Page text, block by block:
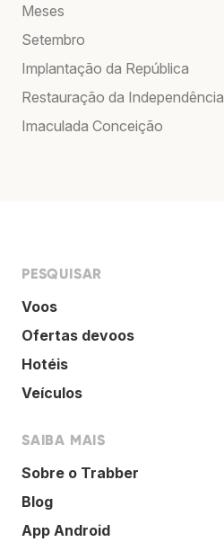
Meses
Setembro
Implantação da República
Restauração da Independência
Imaculada Conceição
PESQUISAR
Voos
Ofertas devoos
Hotéis
Veículos
SAIBA MAIS
Sobre o Trabber
Blog
App Android